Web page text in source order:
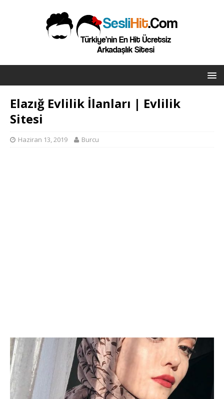
Elazığ Evlilik İlanları | Evlilik
Sitesi
Haziran 13, 2019 Burcu